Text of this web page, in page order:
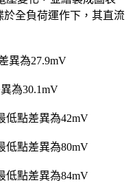
於全負荷運作下，其直流
異為27.9mV
為30.1mV
低點差異為42mV
低點差異為80mV
低點差異為84mV